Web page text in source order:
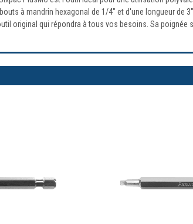
à mandrin hexagonal de 1/4" et d'une longueur
original qui répondra à tous vos besoins. Sa